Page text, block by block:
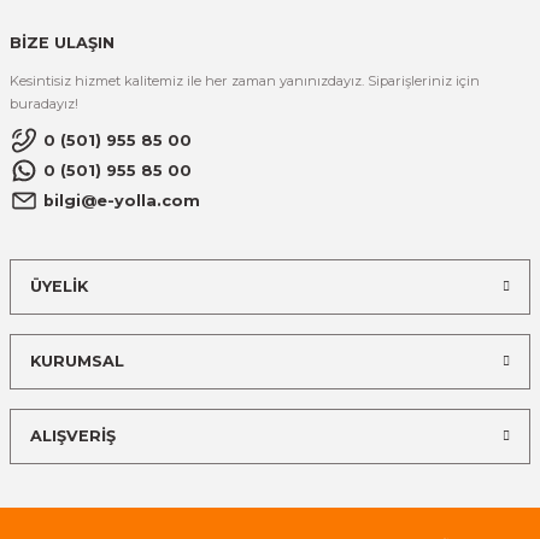
BİZE ULAŞIN
Kesintisiz hizmet kalitemiz ile her zaman yanınızdayız. Siparişleriniz için
buradayız!
0 (501) 955 85 00
0 (501) 955 85 00
bilgi@e-yolla.com
ÜYELİK
KURUMSAL
ALIŞVERİŞ